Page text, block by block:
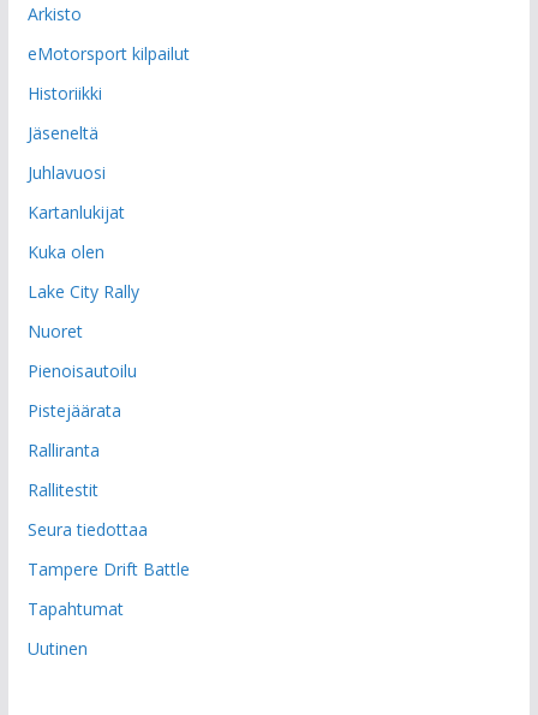
Arkisto
eMotorsport kilpailut
Historiikki
Jäseneltä
Juhlavuosi
Kartanlukijat
Kuka olen
Lake City Rally
Nuoret
Pienoisautoilu
Pistejäärata
Ralliranta
Rallitestit
Seura tiedottaa
Tampere Drift Battle
Tapahtumat
Uutinen